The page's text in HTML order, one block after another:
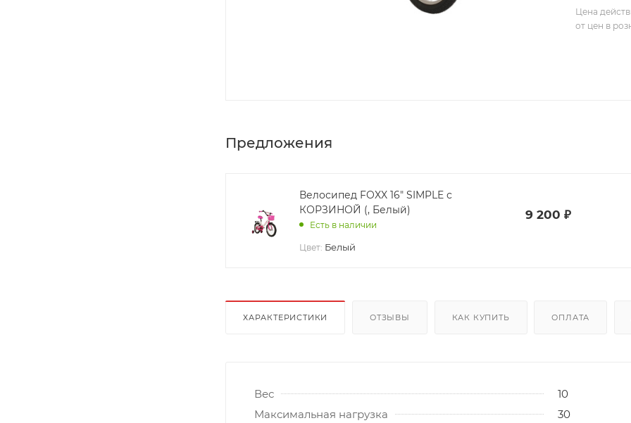
Цена
от цен в
Предложения
Велосипед FOXX 16" SIMPLE с
КОРЗИНОЙ (, Белый)
Есть в наличии
Цвет: Белый
9 200 ₽
ХАРАКТЕРИСТИКИ ОТЗЫВЫ КАК КУПИТЬ ОПЛАТА
Вес
10
Максимальная нагрузка
30